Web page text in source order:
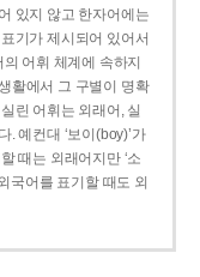
있지 않고 한자어에는
기가 제시되어 있어서
어휘 체계에 속하지
활에서 그 구별이 명확
린 어휘는 외래어, 실
. 예컨대 ‘보이(boy)’가
때는 외래어지만 ‘소
국어를 표기할 때도 외